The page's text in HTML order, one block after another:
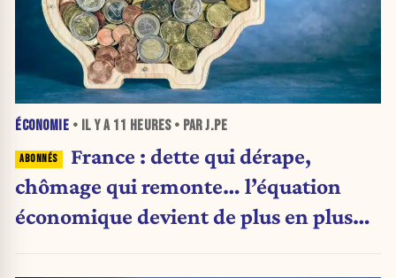
ÉCONOMIE • IL Y A 11 HEURES• PAR J.PE
France : dette qui dérape,
chômage qui remonte… l’équation
économique devient de plus en plus